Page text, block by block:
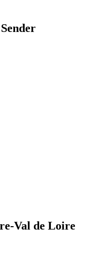
Val de Loire